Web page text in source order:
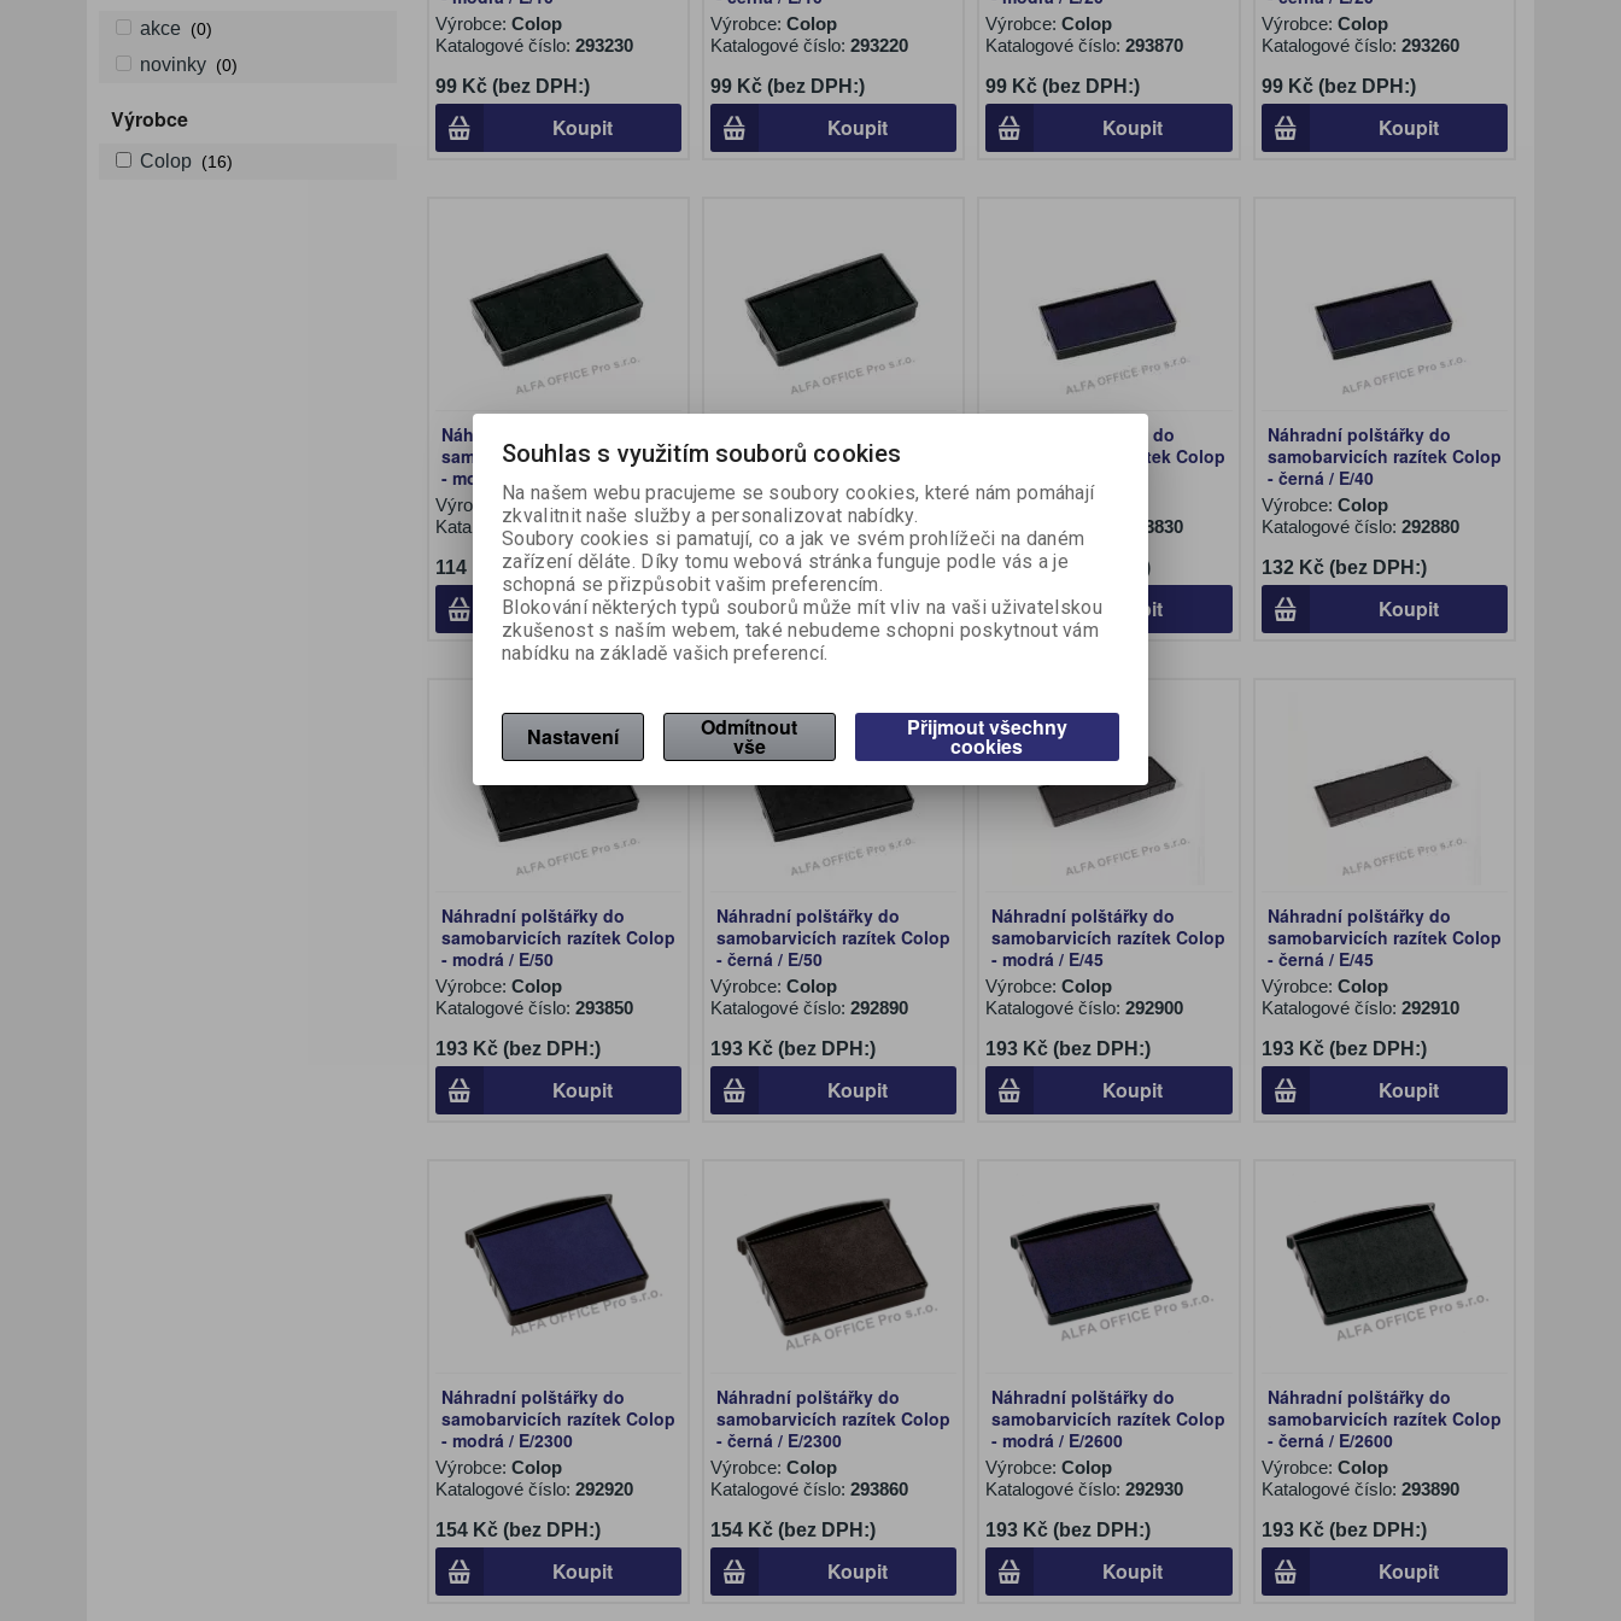
akce (0)
novinky (0)
Výrobce
Colop (16)
Výrobce: Colop
Katalogové číslo: 293230
99 Kč (bez DPH:)
Koupit
Výrobce: Colop
Katalogové číslo: 293220
99 Kč (bez DPH:)
Koupit
Výrobce:Colop
Katalogové číslo:293870
99 Kč (bez DPH:)
Koupit
Výrobce: Colop
Katalogové číslo: 293260
99 Kč (bez DPH:)
Koupit
Náhradní polštářky do
samobarvicích razítek Colop
- modrá / E/30
Výrobce:Colop
Katalogové číslo:293840
114 Kč (bez DPH:)
Koupit
samobarvicích razítek Colop
Výrobce:Colop
Katalogové číslo:292870
114 Kč (bez DPH:)
Koupit
Náhradní polštářky do
samobarvicích razítek Colop
Výrobce:Colop
Katalogové číslo:
293830
132 Kč (bez DPH:)
Koupit
Náhradní polštářky do
samobarvicích razítek Colop
- černá / E/40
Výrobce: Colop
Katalogové číslo: 292880
132 Kč (bez DPH:)
Koupit
Náhradní polštářky do
samobarvicích razítek Colop
- modrá / E/50
Výrobce: Colop
Katalogové číslo: 293850
193 Kč (bez DPH:)
Koupit
Náhradní polštářky do
samobarvicích razítek Colop
- černá / E/50
Výrobce: Colop
Katalogové číslo: 292890
193 Kč (bez DPH:)
Koupit
Náhradní polštářky do
samobarvicích razítek Colop
- modrá / E/45
Výrobce:Colop
Katalogové číslo:292900
193 Kč (bez DPH:)
Koupit
Náhradní polštářky do
samobarvicích razítek Colop
- černá / E/45
Výrobce: Colop
Katalogové číslo: 292910
193 Kč (bez DPH:)
Koupit
Náhradní polštářky do
samobarvicích razítek Colop
- modrá / E/2300
Výrobce: Colop
Katalogové číslo: 292920
154 Kč (bez DPH:)
Koupit
Náhradní polštářky do
samobarvicích razítek Colop
- černá / E/2300
Výrobce: Colop
Katalogové číslo: 293860
154 Kč (bez DPH:)
Koupit
Náhradní polštářky do
samobarvicích razítek Colop
- modrá / E/2600
Výrobce:Colop
Katalogové číslo:292930
193 Kč (bez DPH:)
Koupit
Náhradní polštářky do
samobarvicích razítek Colop
- černá / E/2600
Výrobce: Colop
Katalogové číslo: 293890
193 Kč (bez DPH:)
Koupit
Souhlas s využitím souborů cookies
Na našem webu pracujeme se soubory cookies, které nám pomáhají
zkvalitnit naše služby a personalizovat nabídky.
Soubory cookies si pamatují, co a jak ve svém prohlížeči na daném
zařízení děláte. Díky tomu webová stránka funguje podle vás a je
schopná se přizpůsobit vašim preferencím.
Blokování některých typů souborů může mít vliv na vaši uživatelskou
zkušenost s naším webem, také nebudeme schopni poskytnout vám
nabídku na základě vašich preferencí.
Nastavení Odmítnout
vše
Přijmout všechny
cookies